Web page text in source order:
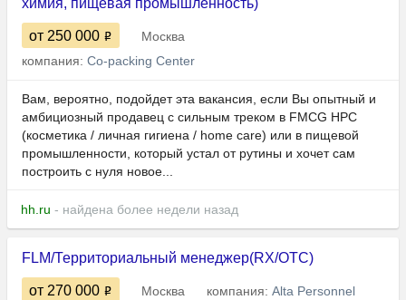
химия, пищевая промышленность)
от 250 000
Москва
компания: Co-packing Center
Вам, вероятно, подойдет эта вакансия, если Вы опытный и
амбициозный продавец с сильным треком в FMCG HPC
(косметика / личная гигиена / home care) или в пищевой
промышленности, который устал от рутины и хочет сам
построить с нуля новое...
hh.ru - найдена более недели назад
FLM/Территориальный менеджер(RX/OTC)
от 270 000 Москва компания: Alta Personnel